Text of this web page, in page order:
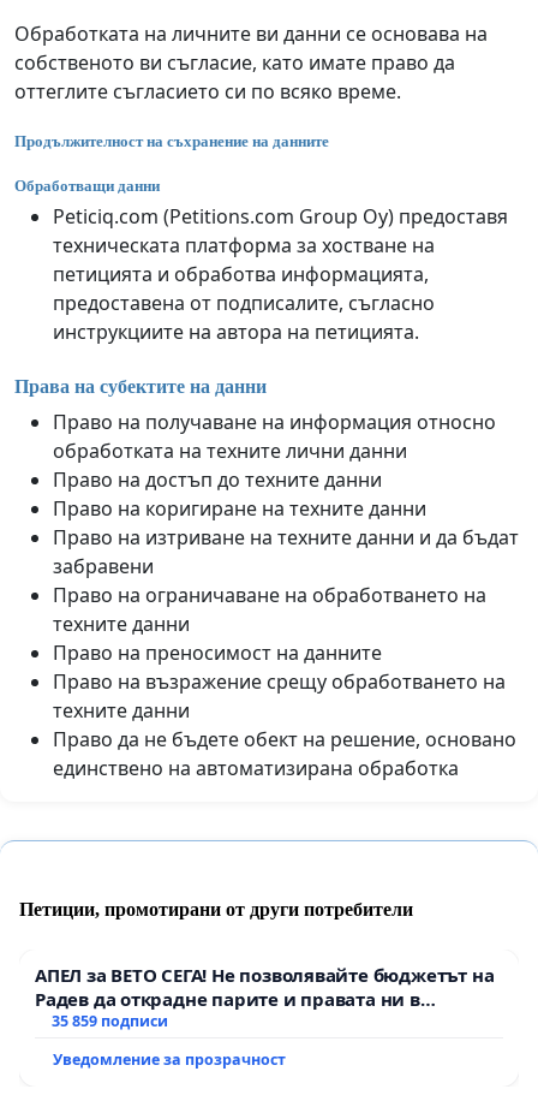
Обработката на личните ви данни се основава на
собственото ви съгласие, като имате право да
оттеглите съгласието си по всяко време.
Продължителност на съхранение на данните
Обработващи данни
Peticiq.com (Petitions.com Group Oy) предоставя
техническата платформа за хостване на
петицията и обработва информацията,
предоставена от подписалите, съгласно
инструкциите на автора на петицията.
Права на субектите на данни
Право на получаване на информация относно
обработката на техните лични данни
Право на достъп до техните данни
Право на коригиране на техните данни
Право на изтриване на техните данни и да бъдат
забравени
Право на ограничаване на обработването на
техните данни
Право на преносимост на данните
Право на възражение срещу обработването на
техните данни
Право да не бъдете обект на решение, основано
единствено на автоматизирана обработка
Петиции, промотирани от други потребители
АПЕЛ за ВЕТО СЕГА! Не позволявайте бюджетът на
Радев да открадне парите и правата ни в
тъмното
35 859 подписи
Уведомление за прозрачност